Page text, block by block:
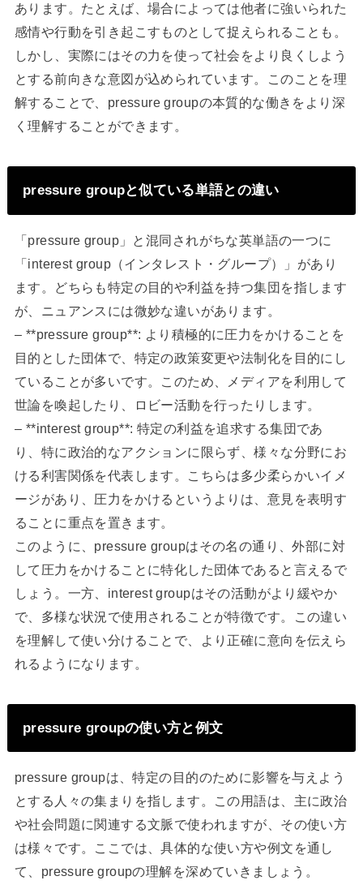
あります。たとえば、場合によっては他者に強いられた
感情や行動を引き起こすものとして捉えられることも。
しかし、実際にはその力を使って社会をより良くしよう
とする前向きな意図が込められています。このことを理
解することで、pressure groupの本質的な働きをより深
く理解することができます。
pressure groupと似ている単語との違い
「pressure group」と混同されがちな英単語の一つに
「interest group（インタレスト・グループ）」があり
ます。どちらも特定の目的や利益を持つ集団を指します
が、ニュアンスには微妙な違いがあります。
– **pressure group**: より積極的に圧力をかけることを
目的とした団体で、特定の政策変更や法制化を目的にし
ていることが多いです。このため、メディアを利用して
世論を喚起したり、ロビー活動を行ったりします。
– **interest group**: 特定の利益を追求する集団であ
り、特に政治的なアクションに限らず、様々な分野にお
ける利害関係を代表します。こちらは多少柔らかいイメ
ージがあり、圧力をかけるというよりは、意見を表明す
ることに重点を置きます。
このように、pressure groupはその名の通り、外部に対
して圧力をかけることに特化した団体であると言えるで
しょう。一方、interest groupはその活動がより緩やか
で、多様な状況で使用されることが特徴です。この違い
を理解して使い分けることで、より正確に意向を伝えら
れるようになります。
pressure groupの使い方と例文
pressure groupは、特定の目的のために影響を与えよう
とする人々の集まりを指します。この用語は、主に政治
や社会問題に関連する文脈で使われますが、その使い方
は様々です。ここでは、具体的な使い方や例文を通し
て、pressure groupの理解を深めていきましょう。